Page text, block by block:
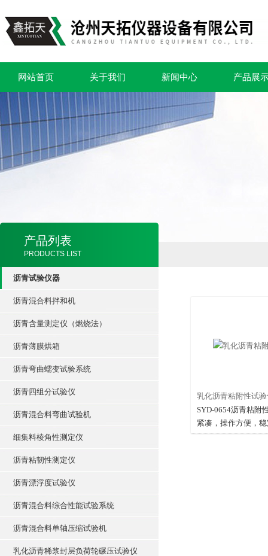
网站首页 关于我们 新闻中心 产品展
产品列表
PRODUCTS LIST
沥青试验仪器
沥青混合料拌和机
沥青含量测定仪（燃烧法）
沥青薄膜烘箱
沥青弯曲蠕变试验系统
沥青四组分试验仪
沥青混合料弯曲试验机
细集料棱角性测定仪
沥青粘韧性测定仪
沥青漂浮度试验仪
沥青混合料综合性能试验系统
沥青混合料单轴压缩试验机
乳化沥青稀浆封层负荷轮碾压试验仪
乳化沥青粘附性试
SYD-0654沥青粘附
紧凑，操作方便，
路、桥梁建设单位